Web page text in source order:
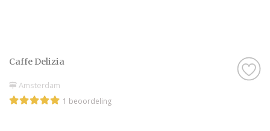
Caffe Delizia
Amsterdam
1 beoordeling